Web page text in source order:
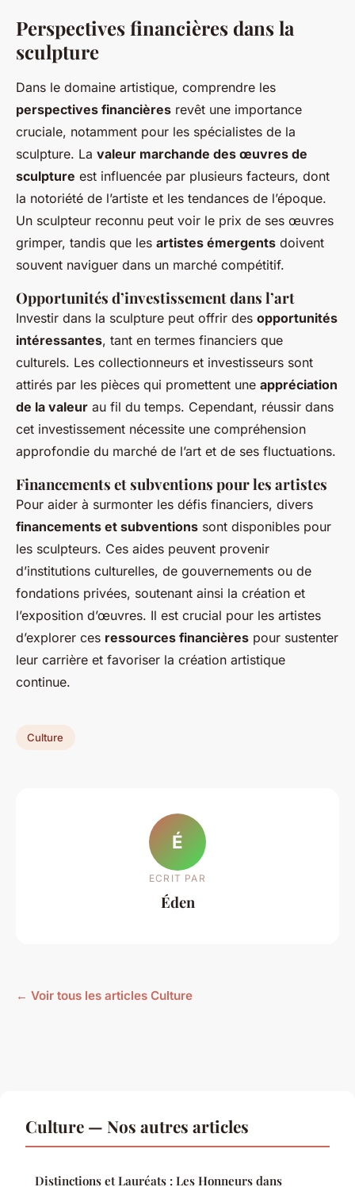
Perspectives financières dans la
sculpture
Dans le domaine artistique, comprendre les
perspectives financières revêt une importance
cruciale, notamment pour les spécialistes de la
sculpture. La valeur marchande des œuvres de
sculpture est influencée par plusieurs facteurs, dont
la notoriété de l’artiste et les tendances de l’époque.
Un sculpteur reconnu peut voir le prix de ses œuvres
grimper, tandis que les artistes émergents doivent
souvent naviguer dans un marché compétitif.
Opportunités d’investissement dans l’art
Investir dans la sculpture peut offrir des opportunités
intéressantes, tant en termes financiers que
culturels. Les collectionneurs et investisseurs sont
attirés par les pièces qui promettent une appréciation
de la valeur au fil du temps. Cependant, réussir dans
cet investissement nécessite une compréhension
approfondie du marché de l’art et de ses fluctuations.
Financements et subventions pour les artistes
Pour aider à surmonter les défis financiers, divers
financements et subventions sont disponibles pour
les sculpteurs. Ces aides peuvent provenir
d’institutions culturelles, de gouvernements ou de
fondations privées, soutenant ainsi la création et
l’exposition d’œuvres. Il est crucial pour les artistes
d’explorer ces ressources financières pour sustenter
leur carrière et favoriser la création artistique
continue.
Culture
É
ECRIT PAR
Éden
← Voir tous les articles Culture
Culture — Nos autres articles
Distinctions et Lauréats : Les Honneurs dans